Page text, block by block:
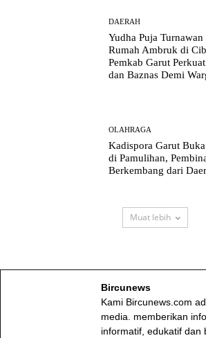
DAERAH
Yudha Puja
Rumah Ambruk di
Pemkab Garut
dan Baznas Demi
OLAHRAGA
Kadispora Garut
di Pamulihan,
Berkembang dari
Muat lebih
Bircunews
Kami Bircunews.com
media. memberikan
informatif, edukatif dan